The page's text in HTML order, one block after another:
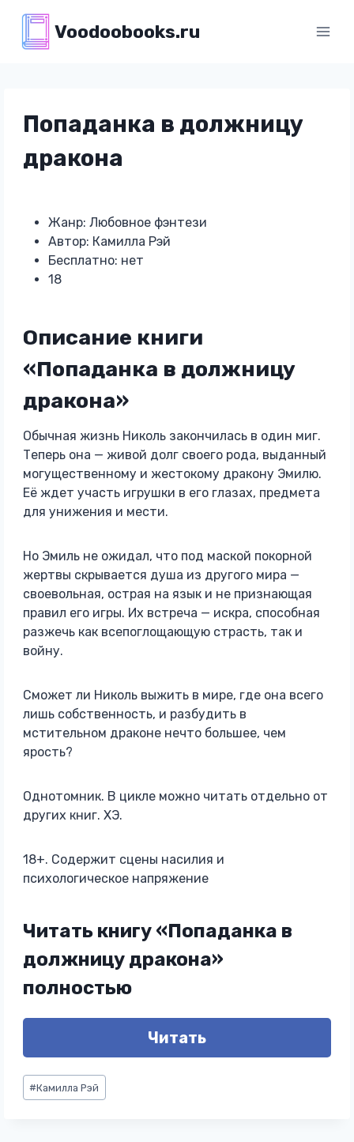
содержимому
Voodoobooks.ru
Попаданка в должницу
дракона
Жанр: Любовное фэнтези
Автор: Камилла Рэй
Бесплатно: нет
18
Описание книги
«Попаданка в должницу
дракона»
Обычная жизнь Николь закончилась в один миг.
Теперь она — живой долг своего рода, выданный
могущественному и жестокому дракону Эмилю.
Её ждет участь игрушки в его глазах, предмета
для унижения и мести.
Но Эмиль не ожидал, что под маской покорной
жертвы скрывается душа из другого мира —
своевольная, острая на язык и не признающая
правил его игры. Их встреча — искра, способная
разжечь как всепоглощающую страсть, так и
войну.
Сможет ли Николь выжить в мире, где она всего
лишь собственность, и разбудить в
мстительном драконе нечто большее, чем
ярость?
Однотомник. В цикле можно читать отдельно от
других книг. ХЭ.
18+. Содержит сцены насилия и
психологическое напряжение
Читать книгу «Попаданка в
должницу дракона»
полностью
Читать
Метки
записи:
#Камилла Рэй